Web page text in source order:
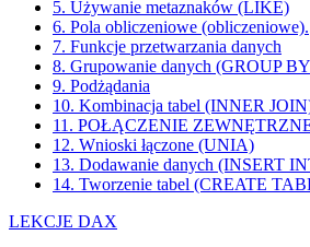
5. Używanie metaznaków (LIKE)
6. Pola obliczeniowe (obliczeniowe).
7. Funkcje przetwarzania danych
8. Grupowanie danych (GROUP
9. Podżądania
10. Kombinacja tabel (INNER
11. POŁĄCZENIE
12. Wnioski łączone (UNIA)
13. Dodawanie danych (INSERT
14. Tworzenie tabel (CREATE
LEKCJE DAX